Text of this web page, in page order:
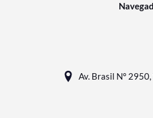
Av. Brasil N°